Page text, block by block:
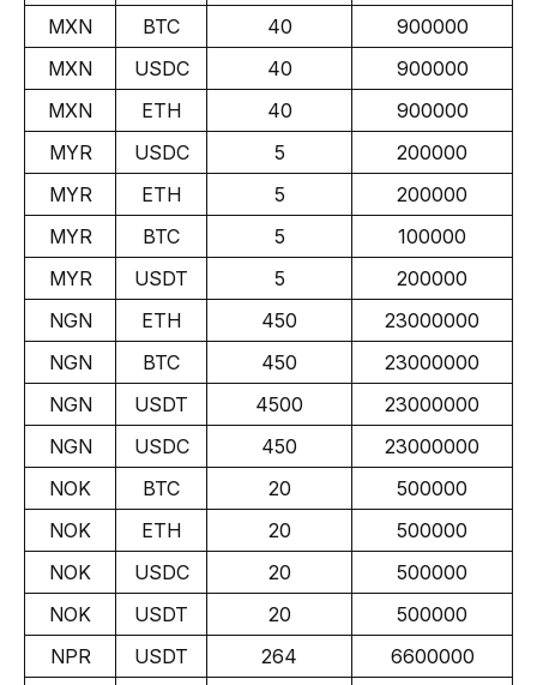
MXN
BTC 40
900000
MXN
USDC 40
900000
MXN
ETH 40
900000
MYR
USDC 5
200000
MYR
ETH 5
200000
MYR
BTC 5
100000
MYR
USDT 5
200000
NGN
ETH 450
23000000
NGN
BTC 450
23000000
NGN
USDT 4500
23000000
NGN
USDC 450
23000000
NOK
BTC 20
500000
NOK
ETH 20
500000
NOK
USDC 20
500000
NOK
USDT 20
500000
NPR
USDT 264
6600000